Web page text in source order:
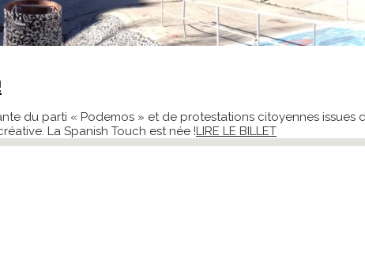
du parti « Podemos » et de protestations citoyennes
La Spanish Touch est née !LIRE LE BILLET